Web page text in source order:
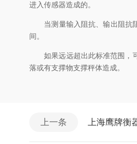
进入传感器造成的。
当测量输入阻抗、输出阻抗阻
间。
如果远远超出此标准范围，可
落或有支撑物支撑秤体造成。
上一条 上海鹰牌衡